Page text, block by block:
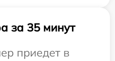
за 35 минут
приедет в